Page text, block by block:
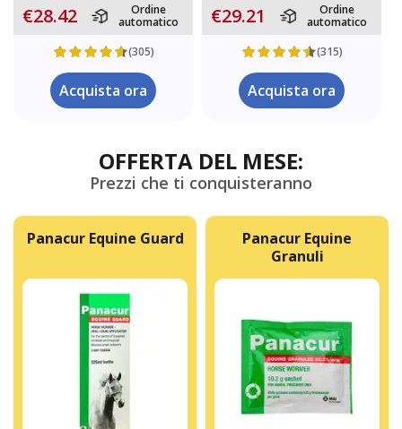
€28.42
Ordine
automatico
(305)
Acquista ora
€29.21
Ordine
automatico
(315)
Acquista ora
OFFERTA DEL MESE:
Prezzi che ti conquisteranno
Panacur Equine Guard
Panacur Equine
Granuli